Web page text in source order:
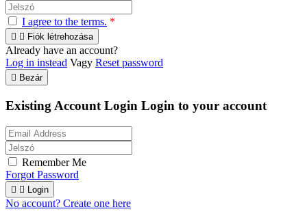
I agree to the terms. *
  Fiók létrehozása
Already have an account?
Log in instead Vagy Reset password
 Bezár
Existing Account Login Login to your account
Remember Me
Forgot Password
  Login
No account? Create one here